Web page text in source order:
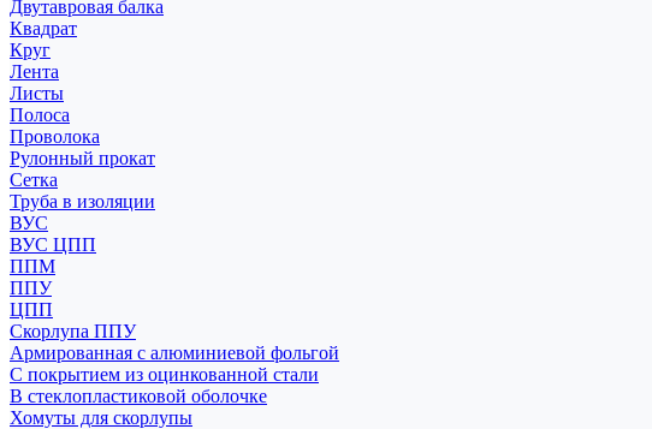
Двутавровая балка
Квадрат
Круг
Лента
Листы
Полоса
Проволока
Рулонный прокат
Сетка
Труба в изоляции
ВУС
ВУС ЦПП
ППМ
ППУ
ЦПП
Скорлупа ППУ
Армированная с алюминиевой фольгой
С покрытием из оцинкованной стали
В стеклопластиковой оболочке
Хомуты для скорлупы